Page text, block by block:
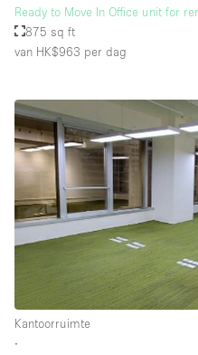
Ready to Move In Office unit for
875 sq ft
van HK$963 per dag
Kantoorruimte
∙